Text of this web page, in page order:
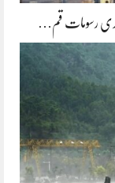
آخری رسومات قم…